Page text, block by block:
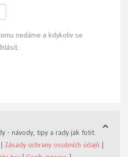
nedáme a kdykoliv se
- návody, tipy a rady jak fotit.
Zásady ochrany osobních údajů|